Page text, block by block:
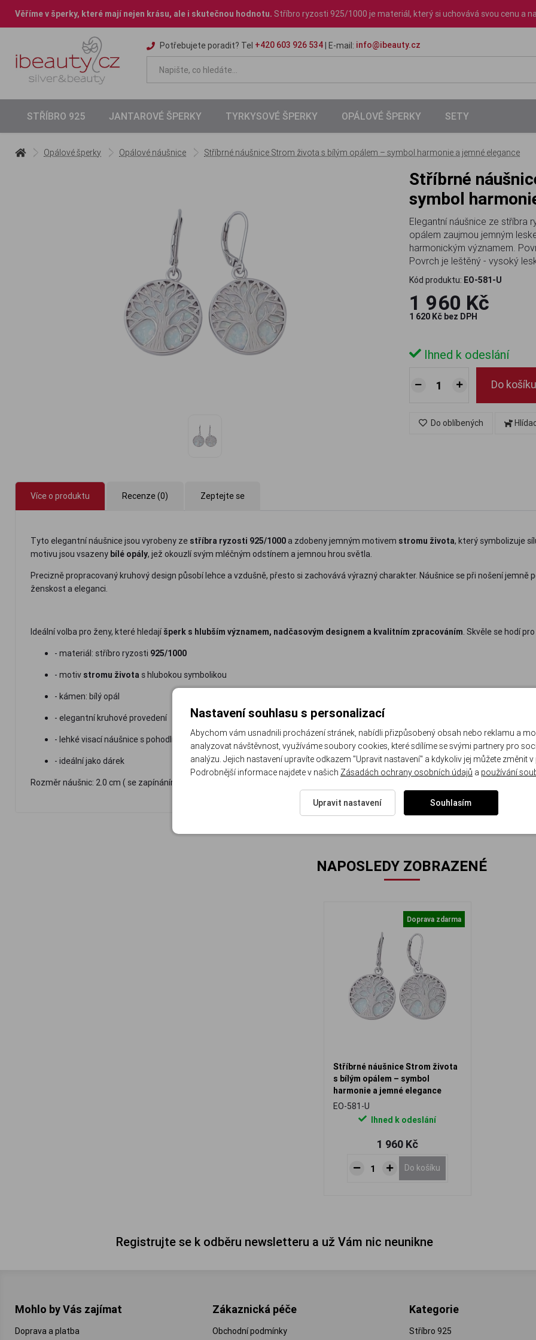
Věříme v šperky, které mají nejen krásu, ale i skutečnou hodnotu.Stříbro ryzosti 925/1000 je materiál, který si uchovává svou cenu a
Potřebujete poradit? Tel +420 603 926 534| E-mail: info@ibeauty.cz
STŘÍBRO 925 JANTAROVÉ ŠPERKY TYRKYSOVÉ ŠPERKY OPÁLOVÉ ŠPERKY SETY
Opálové šperky Opálové náušnice Stříbrné náušnice Strom života s bílým opálem – symbol harmonie a jemné elegance
Stříbrné náušnice Strom života s bílým opálem –
symbol
Elegantní náušnice ze stříbra
opálem zaujmou jemným
harmonickým významem.
Povrch je leštěný - vysoký
Kód produktu: EO-581-U
1 960 Kč
1 620 Kč bez DPH
Ihned k odeslání
Do košíku
Do oblíbených
Více o produktu Recenze (0) Zeptejte se
Tyto elegantní náušnice jsou vyrobeny ze stříbra ryzosti 925/1000 a zdobeny jemným motivem stromu života, který symbolizuje
motivu jsou vsazeny bílé opály, jež okouzlí svým mléčným odstínem a jemnou hrou světla.
Precizně propracovaný kruhový design působí lehce a vzdušně, přesto si zachovává výrazný charakter. Náušnice se při nošení
ženskost a eleganci.
Ideální volba pro ženy, které hledajíšperk s hlubším významem, nadčasovým designem a kvalitním zpracováním. Skvěle se hodí
- materiál: stříbro ryzosti 925/1000
- motiv stromu života s hlubokou symbolikou
- kámen: bílý opál
- elegantní kruhové provedení
- lehké visací náušnice s pohodlným zapínáním
- ideální jako dárek
Rozměr náušnic: 2.0 cm ( se zapínáním 3.5 cm ) x 2.0 cm. Hmotnost náušnic: 4.7 g.
NAPOSLEDY ZOBRAZENÉ
Doprava zdarma
Stříbrné náušnice Strom života
s bílým opálem – symbol
harmonie a jemné elegance
EO-581-U
Ihned k odeslání
1 960 Kč
Do košíku
Registrujte se k odběru newsletteru a už Vám nic neunikne
Mohlo by Vás zajímat
Doprava a platba
Zákaznická péče
Obchodní podmínky
Kategorie
Stříbro 925
Nastavení souhlasu s personalizací
Abychom vám usnadnili procházení stránek, nabídli přizpůsobený obsah nebo reklamu a
analyzovat návštěvnost, využíváme soubory cookies, které sdílíme se svými partnery pro
analýzu. Jejich nastavení upravíte odkazem "Upravit nastavení" a kdykoliv jej můžete změnit
Podrobnější informace najdete v našich Zásadách ochrany osobních údajů a používání
Upravit nastavení Souhlasím